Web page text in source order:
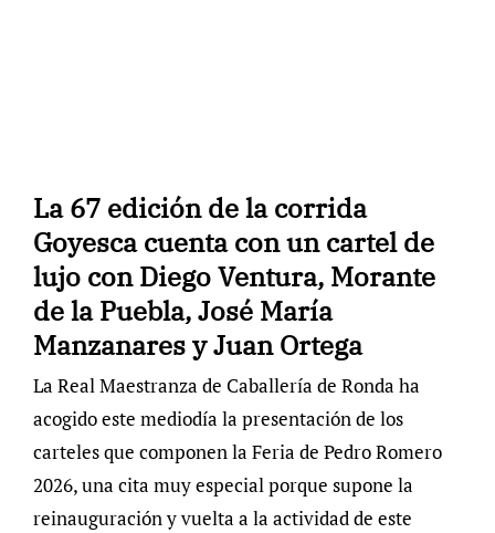
La 67 edición de la corrida
Goyesca cuenta con un cartel de
lujo con Diego Ventura, Morante
de la Puebla, José María
Manzanares y Juan Ortega
La Real Maestranza de Caballería de Ronda ha
acogido este mediodía la presentación de los
carteles que componen la Feria de Pedro Romero
2026, una cita muy especial porque supone la
reinauguración y vuelta a la actividad de este